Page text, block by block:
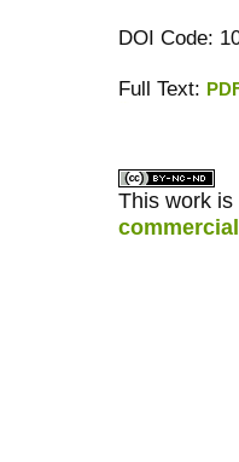
DOI Code:
Full Text:
This work